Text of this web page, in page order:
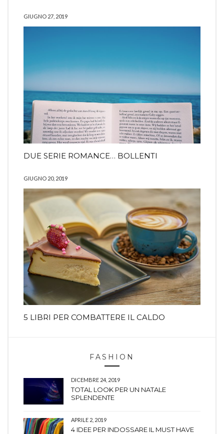
GIUGNO 27, 2019
DUE SERIE ROMANCE… BOLLENTI
GIUGNO 20, 2019
5 LIBRI PER COMBATTERE IL CALDO
FASHION
DICEMBRE 24, 2019
TOTAL LOOK PER UN NATALE
SPLENDENTE
APRILE 2, 2019
4 IDEE PER INDOSSARE IL MUST HAVE